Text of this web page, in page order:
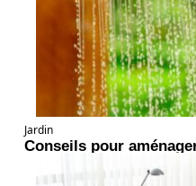
Jardin
Conseils pour